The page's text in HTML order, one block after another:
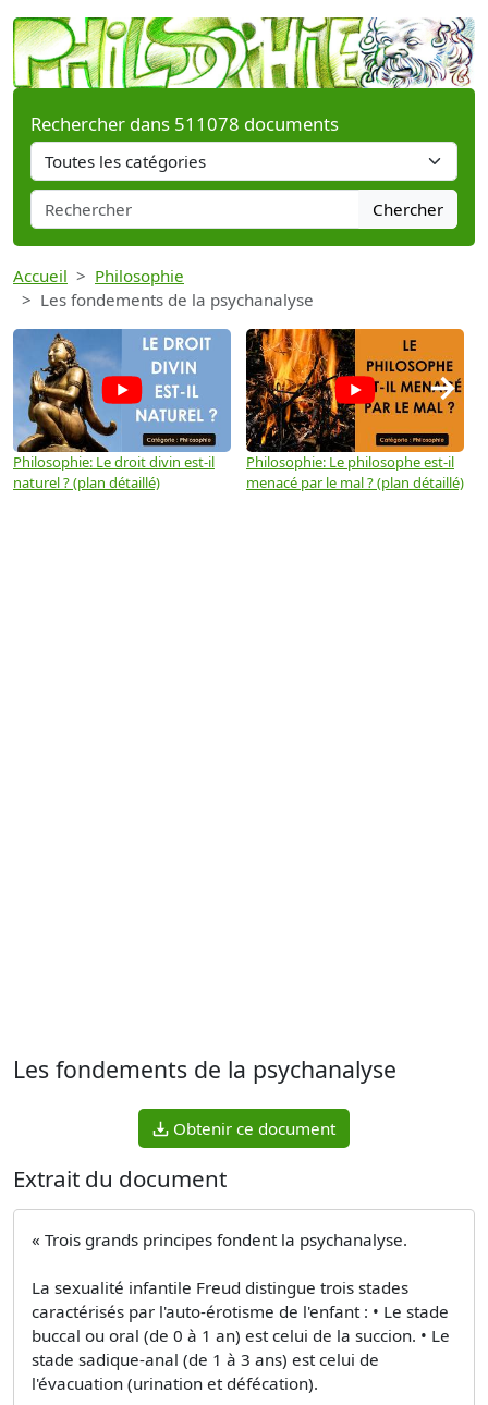
Rechercher dans 511078 documents
Chercher
Accueil
Philosophie
Les fondements de la psychanalyse
Philosophie: Le droit divin est-il
naturel ? (plan détaillé)
Philosophie: Le philosophe est-il
menacé par le mal ? (plan détaillé)
→
Les fondements de la psychanalyse
Obtenir ce document
Extrait du document
« Trois grands principes fondent la psychanalyse.
La sexualité infantile Freud distingue trois stades
caractérisés par l'auto-érotisme de l'enfant : • Le stade
buccal ou oral (de 0 à 1 an) est celui de la succion. • Le
stade sadique-anal (de 1 à 3 ans) est celui de
l'évacuation (urination et défécation).